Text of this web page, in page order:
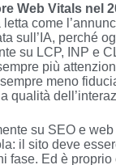
Web Vitals nel
come
sull’IA, perché
su LCP, INP e
più
meno
qualità
su SEO e
il sito deve
fase. Ed è